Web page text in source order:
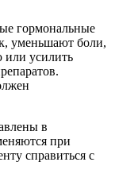
гормональные
уменьшают боли,
или усилить
в
при
справиться с